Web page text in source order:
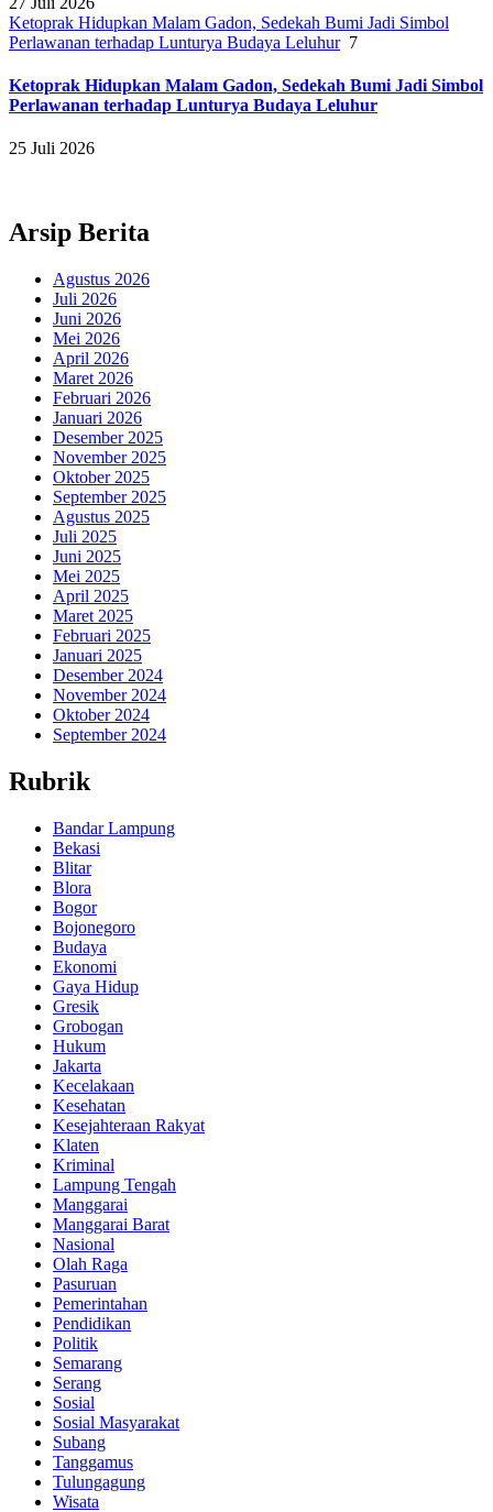
Ketoprak Hidupkan Malam Gadon, Sedekah Bumi Jadi Simbol
Perlawanan terhadap Lunturya Budaya Leluhur 7
Ketoprak Hidupkan Malam Gadon, Sedekah Bumi Jadi Simbol
Perlawanan terhadap Lunturya Budaya Leluhur
25 Juli 2026
Arsip Berita
Agustus 2026
Juli 2026
Juni 2026
Mei 2026
April 2026
Maret 2026
Februari 2026
Januari 2026
Desember 2025
November 2025
Oktober 2025
September 2025
Agustus 2025
Juli 2025
Juni 2025
Mei 2025
April 2025
Maret 2025
Februari 2025
Januari 2025
Desember 2024
November 2024
Oktober 2024
September 2024
Rubrik
Bandar Lampung
Bekasi
Blitar
Blora
Bogor
Bojonegoro
Budaya
Ekonomi
Gaya Hidup
Gresik
Grobogan
Hukum
Jakarta
Kecelakaan
Kesehatan
Kesejahteraan Rakyat
Klaten
Kriminal
Lampung Tengah
Manggarai
Manggarai Barat
Nasional
Olah Raga
Pasuruan
Pemerintahan
Pendidikan
Politik
Semarang
Serang
Sosial
Sosial Masyarakat
Subang
Tanggamus
Tulungagung
Wisata